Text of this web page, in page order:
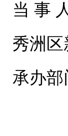
当 事
秀洲
承办